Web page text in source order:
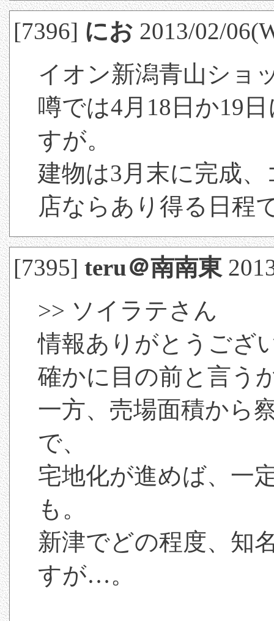
[7396] にお 2013/02/
イオン新潟青山ショ
噂では4月18日か19
すが。
建物は3月末に完成
店ならあり得る日程
[7395]teru＠南南東
>> ソイラテさん
情報ありがとうござ
確かに目の前と言う
一方、売場面積から
で、
宅地化が進めば、一
も。
新津でどの程度、知
すが…。